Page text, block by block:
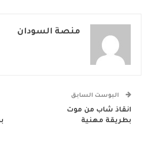
منصة السودان
البوست السابق
انقاذ شاب من موت
بطريقة مهنية